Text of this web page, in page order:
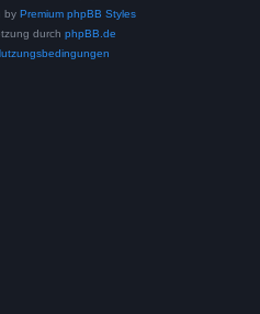
by Premium phpBB Styles
durch phpBB.de